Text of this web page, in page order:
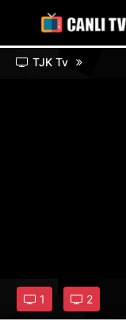
TJK Tv
1 2